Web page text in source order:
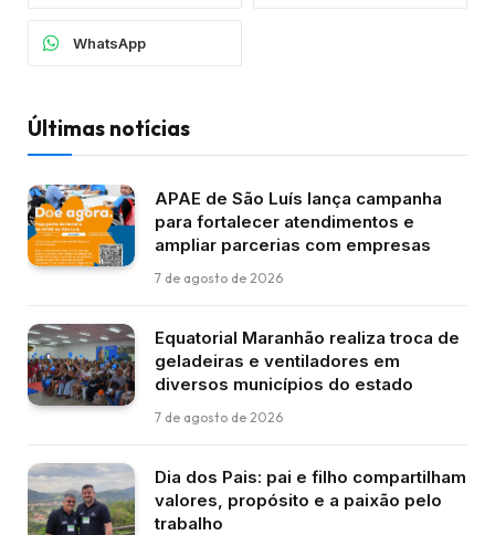
WhatsApp
Últimas notícias
APAE de São Luís lança campanha
para fortalecer atendimentos e
ampliar parcerias com empresas
7 de agosto de 2026
Equatorial Maranhão realiza troca de
geladeiras e ventiladores em
diversos municípios do estado
7 de agosto de 2026
Dia dos Pais: pai e filho compartilham
valores, propósito e a paixão pelo
trabalho